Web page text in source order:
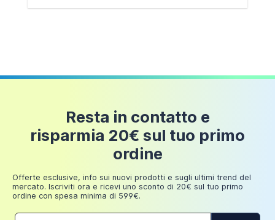
Resta in contatto e
risparmia 20€ sul tuo primo
ordine
Offerte esclusive, info sui nuovi prodotti e sugli ultimi trend del
mercato. Iscriviti ora e ricevi uno sconto di 20€ sul tuo primo
ordine con spesa minima di 599€.